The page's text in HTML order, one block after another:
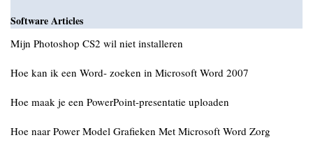
Software Articles
Mijn Photoshop CS2 wil niet installeren
Hoe kan ik een Word- zoeken in Microsoft Word 2007
Hoe maak je een PowerPoint-presentatie uploaden
Hoe naar Power Model Grafieken Met Microsoft Word Zorg